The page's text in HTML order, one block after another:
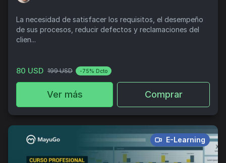
La necesidad de satisfacer los requisitos, el desempeño
de sus procesos, reducir defectos y reclamaciones del
clien...
80 USD 199 USD -75% Dcto
Ver más Comprar
E-Learning